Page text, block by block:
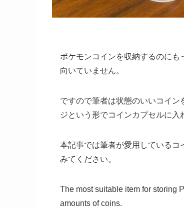
ポケモンコインを収納するのにも
向いていません。
ですので筆者は状態のいいコイン
ジという形でコインカプセルに入
本記事では筆者が愛用しているコ
みてください。
The most suitable item for storing
amounts of coins.